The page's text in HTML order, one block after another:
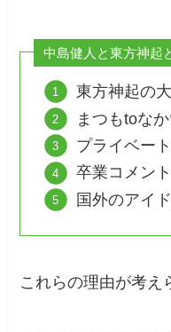
中島健人と東方神起
東方神起の
まつもtoな
プライベー
卒業コメント
国外のアイ
これらの理由が考え